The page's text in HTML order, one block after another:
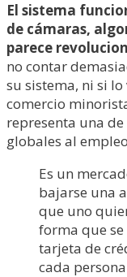
El sistema
de cámaras,
parece
no contar
su sistema, ni si
comercio
representa una
globales al
Es un
bajarse una
que uno
forma que se
tarjeta de
cada